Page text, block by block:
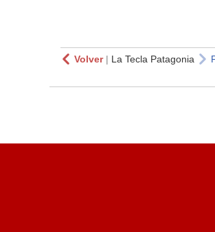
Volver| La Tecla Patagonia